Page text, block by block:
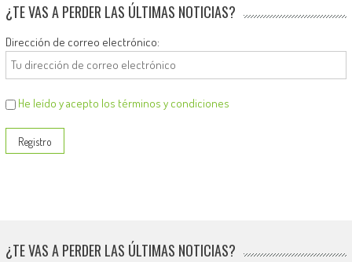
¿TE VAS A PERDER LAS ÚLTIMAS NOTICIAS?
Dirección de correo electrónico:
He leído y acepto los términos y condiciones
¿TE VAS A PERDER LAS ÚLTIMAS NOTICIAS?